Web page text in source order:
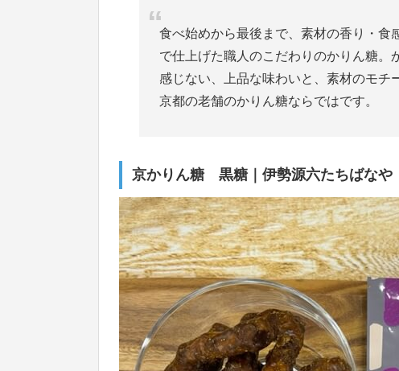
食べ始めから最後まで、素材の香り・食
で仕上げた職人のこだわりのかりん糖。
感じない、上品な味わいと、素材のモチ
京都の老舗のかりん糖ならではです。
京かりん糖 黒糖｜伊勢源六たちばなや